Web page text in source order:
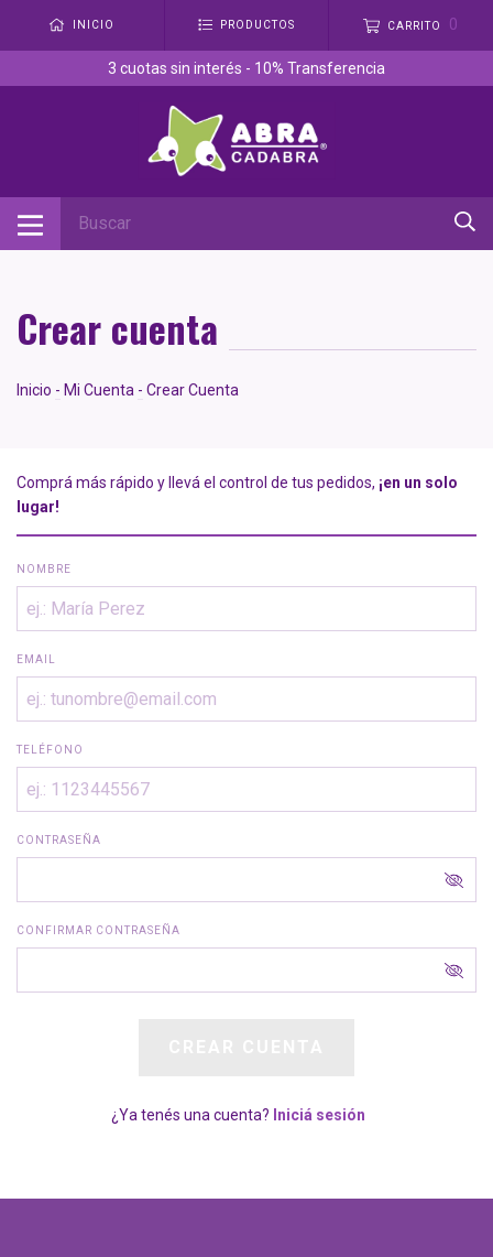
INICIO PRODUCTOS CARRITO 0
3 cuotas sin interés - 10% Transferencia
Crear cuenta
Inicio - Mi Cuenta - Crear Cuenta
Comprá más rápido y llevá el control de tus pedidos, ¡en un solo
lugar!
NOMBRE
EMAIL
TELÉFONO
CONTRASEÑA
CONFIRMAR CONTRASEÑA
¿Ya tenés una cuenta? Iniciá sesión